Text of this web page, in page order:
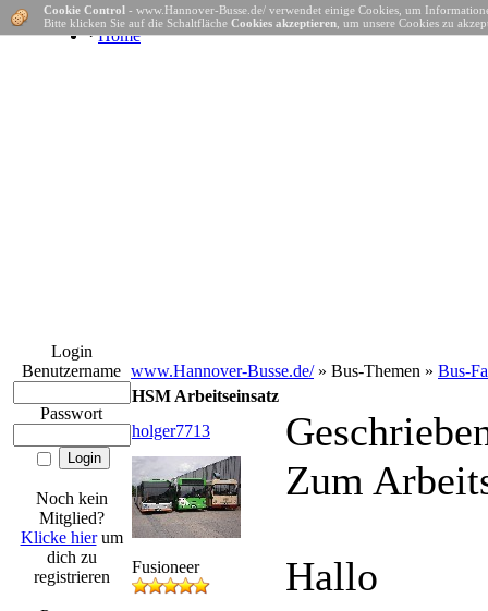
· Home
Login
Benutzername
Passwort
Noch kein
Mitglied?
Klicke hierum
dich zu
registrieren
Cookie Control - www.Hannover-Busse.de/ verwendet einige Cookies, um
Bitte klicken Sie auf die Schaltfläche Cookies akzeptieren , um unsere Cookies zu
www.Hannover-Busse.de/» Bus-Themen » Bus-
HSM Arbeitseinsatz
holger7713
Fusioneer
Zum
Hallo